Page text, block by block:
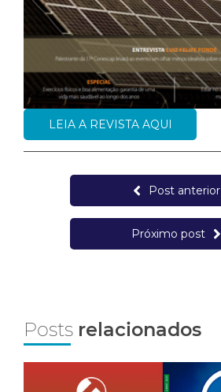
LEIA A REVISTA AQUI
Post anterior
Próximo post
Posts relacionados